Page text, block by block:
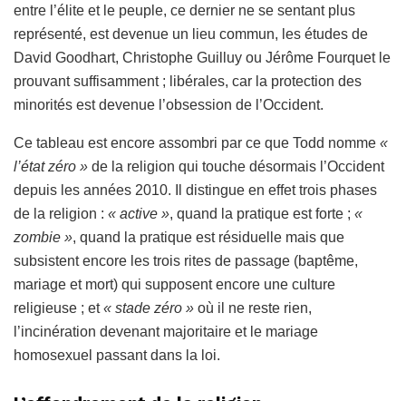
entre l’élite et le peuple, ce dernier ne se sentant plus
représenté, est devenue un lieu commun, les études de
David Goodhart, Christophe Guilluy ou Jérôme Fourquet le
prouvant suffisamment ; libérales, car la protection des
minorités est devenue l’obsession de l’Occident.
Ce tableau est encore assombri par ce que Todd nomme «
l’état zéro » de la religion qui touche désormais l’Occident
depuis les années 2010. Il distingue en effet trois phases
de la religion : « active », quand la pratique est forte ; «
zombie », quand la pratique est résiduelle mais que
subsistent encore les trois rites de passage (baptême,
mariage et mort) qui supposent encore une culture
religieuse ; et« stade zéro » où il ne reste rien,
l’incinération devenant majoritaire et le mariage
homosexuel passant dans la loi.